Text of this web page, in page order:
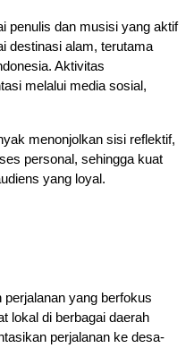
penulis dan musisi yang aktif
destinasi alam, terutama
Aktivitas
melalui media sosial,
menonjolkan sisi reflektif,
personal, sehingga kuat
yang loyal.
yang berfokus
lokal di berbagai daerah
perjalanan ke desa-